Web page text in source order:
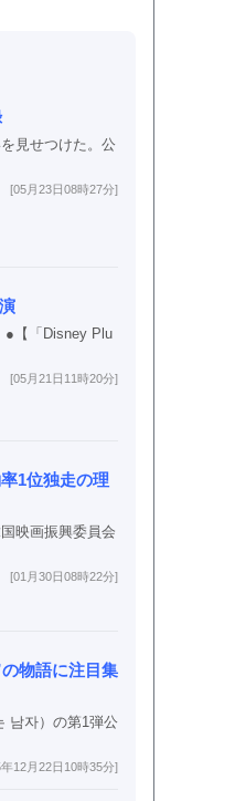
見せつけた。公
[05月23日08時27分]
演
●【「Disney Plu
[05月21日11時20分]
1位独走の理
映画振興委員会
[01月30日08時22分]
物語に注目集
남자）の第1弾公
年12月22日10時35分]